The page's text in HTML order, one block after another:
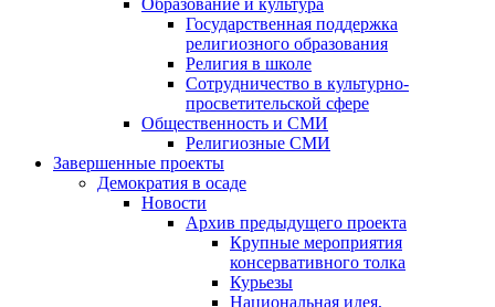
Образование и культура
Государственная поддержка
религиозного образования
Религия в школе
Сотрудничество в культурно-
просветительской сфере
Общественность и СМИ
Религиозные СМИ
Завершенные проекты
Демократия в осаде
Новости
Архив предыдущего проекта
Крупные мероприятия
консервативного толка
Курьезы
Национальная идея,